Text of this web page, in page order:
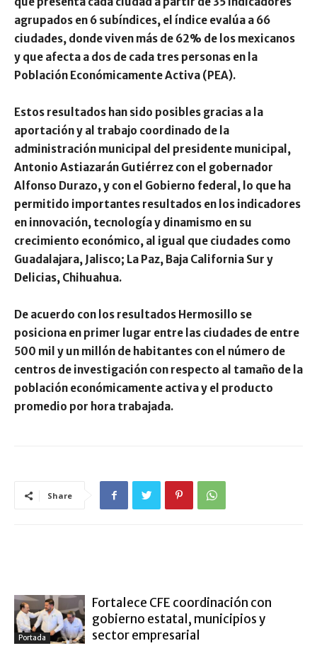
agrupados en 6 subíndices, el índice evalúa a 66
ciudades, donde viven más de 62% de los mexicanos
y que afecta a dos de cada tres personas en la
Población Económicamente Activa (PEA).
Estos resultados han sido posibles gracias a la
aportación y al trabajo coordinado de la
administración municipal del presidente municipal,
Antonio Astiazarán Gutiérrez con el gobernador
Alfonso Durazo, y con el Gobierno federal, lo que ha
permitido importantes resultados en los indicadores
en innovación, tecnología y dinamismo en su
crecimiento económico, al igual que ciudades como
Guadalajara, Jalisco; La Paz, Baja California Sur y
Delicias, Chihuahua.
De acuerdo con los resultados Hermosillo se
posiciona en primer lugar entre las ciudades de entre
500 mil y un millón de habitantes con el número de
centros de investigación con respecto al tamaño de la
población económicamente activa y el producto
promedio por hora trabajada.
Share
Portada
Fortalece CFE coordinación con
gobierno estatal, municipios y
sector empresarial